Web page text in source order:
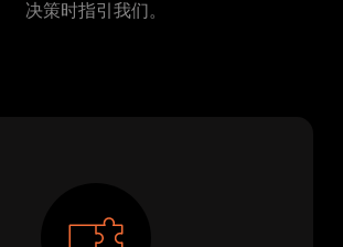
决策时指引我们。